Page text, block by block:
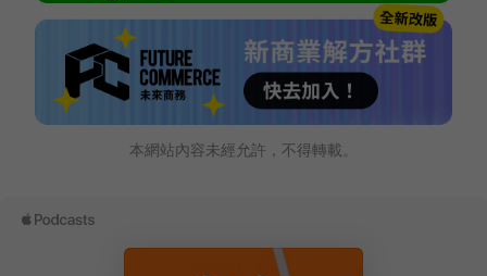
本網站內容未經允許，不得轉載。